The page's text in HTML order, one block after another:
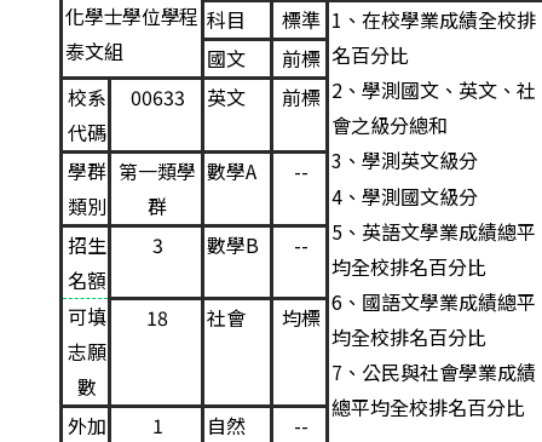
化學士學位學程
泰文組
科目 標準 1 、在校學業成績全校排
名百分比
2 、學測國文、英文、社
會之級分總和
3 、學測英文級分
4 、學測國文級分
5 、英語文學業成績總平
均全校排名百分比
6 、國語文學業成績總平
均全校排名百分比
7 、公民與社會學業成績
總平均全校排名百分比
國文
前標
校系
代碼
00633 英文 前標
學群
類別
第一類學
群
數學A --
招生
名額
3 數學B --
可填
志願
數
18 社會 均標
外加
1 自然 --